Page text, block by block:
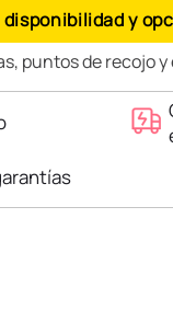
disponibilidad y
puntos de recojo y